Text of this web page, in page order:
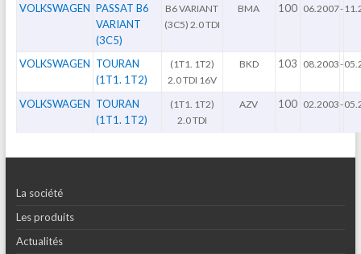
VOLKSWAGEN PASSAT B6
VARIANT
(3C5)
B6 VARIANT
(3C5) 2.0 TDI
BMA 100 06.2007-
VOLKSWAGEN TOURAN
(1T1. 1T2)
(1T1. 1T2)
2.0 TDI 16V
BKD 103 08.2003-
VOLKSWAGEN TOURAN
(1T1. 1T2)
(1T1. 1T2)
2.0 TDI
AZV 100 02.2003-
La société
Les produits
Actualités